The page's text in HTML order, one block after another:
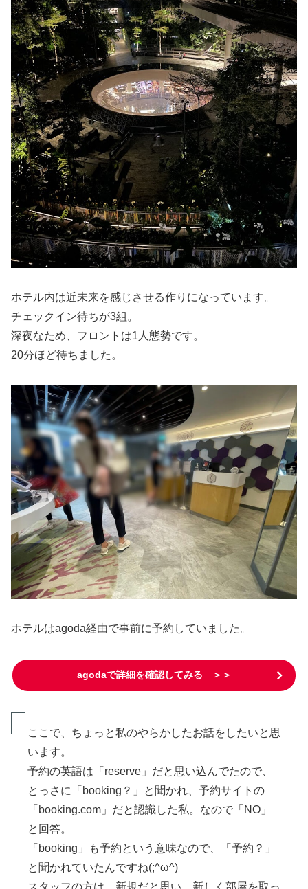
ホテル内は近未来を感じさせる作りになっています。
チェックイン待ちが3組。
深夜なため、フロントは1人態勢です。
20分ほど待ちました。
ホテルはagoda経由で事前に予約していました。
agodaで詳細を確認してみる ＞＞
ここで、ちょっと私のやらかしたお話をしたいと思
います。
予約の英語は「reserve」だと思い込んでたので、
とっさに「booking？」と聞かれ、予約サイトの
「booking.com」だと認識した私。なので「NO」
と回答。
「booking」も予約という意味なので、「予約？」
と聞かれていたんですね(;^ω^)
スタッフの方は、新規だと思い、新しく部屋を取っ